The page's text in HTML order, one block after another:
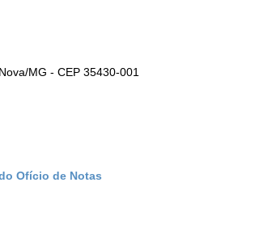
MG - CEP 35430-001
Ofício de Notas